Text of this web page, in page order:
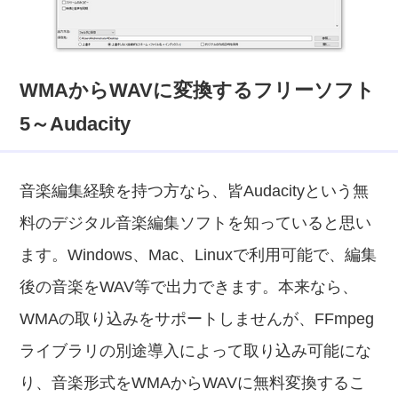
WMAからWAVに変換するフリーソフト
5～Audacity
音楽編集経験を持つ方なら、皆Audacityという無
料のデジタル音楽編集ソフトを知っていると思い
ます。Windows、Mac、Linuxで利用可能で、編集
後の音楽をWAV等で出力できます。本来なら、
WMAの取り込みをサポートしませんが、FFmpeg
ライブラリの別途導入によって取り込み可能にな
り、音楽形式をWMAからWAVに無料変換するこ